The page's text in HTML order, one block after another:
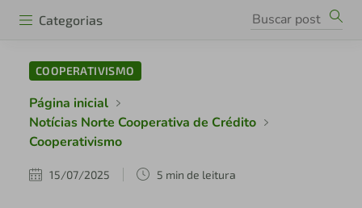
Categorias
COOPERATIVISMO
Página inicial
Notícias Norte Cooperativa de Crédito
Cooperativismo
15/07/2025 5 min de leitura